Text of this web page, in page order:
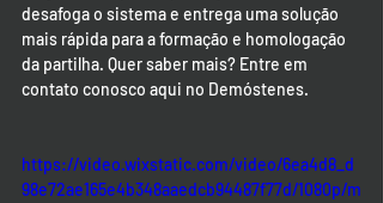
desafoga o sistema e entrega uma solução
mais rápida para a formação e homologação
da partilha. Quer saber mais? Entre em
contato conosco aqui no Demóstenes.
https://video.wixstatic.com/video/6ea4d8_d
98e72ae165e4b348aaedcb94487f77d/1080p/m